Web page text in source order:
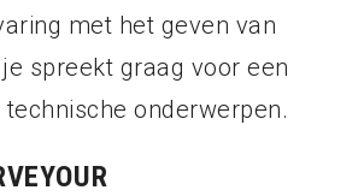
met het geven van
spreekt graag voor een
onderwerpen.